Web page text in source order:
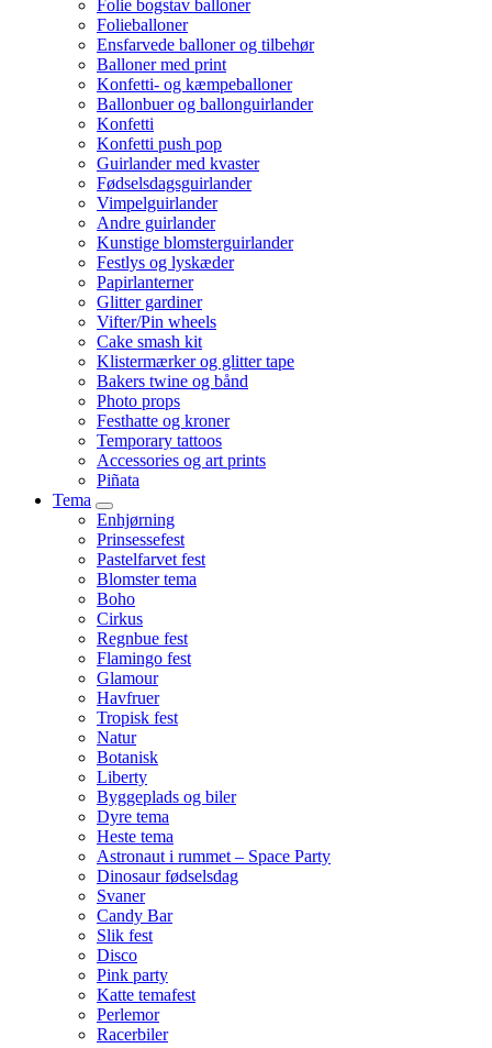
Folie bogstav balloner
Folieballoner
Ensfarvede balloner og tilbehør
Balloner med print
Konfetti- og kæmpeballoner
Ballonbuer og ballonguirlander
Konfetti
Konfetti push pop
Guirlander med kvaster
Fødselsdagsguirlander
Vimpelguirlander
Andre guirlander
Kunstige blomsterguirlander
Festlys og lyskæder
Papirlanterner
Glitter gardiner
Vifter/Pin wheels
Cake smash kit
Klistermærker og glitter tape
Bakers twine og bånd
Photo props
Festhatte og kroner
Temporary tattoos
Accessories og art prints
Piñata
Tema
Enhjørning
Prinsessefest
Pastelfarvet fest
Blomster tema
Boho
Cirkus
Regnbue fest
Flamingo fest
Glamour
Havfruer
Tropisk fest
Natur
Botanisk
Liberty
Byggeplads og biler
Dyre tema
Heste tema
Astronaut i rummet – Space Party
Dinosaur fødselsdag
Svaner
Candy Bar
Slik fest
Disco
Pink party
Katte temafest
Perlemor
Racerbiler